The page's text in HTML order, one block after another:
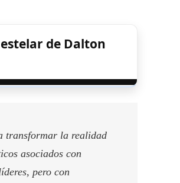
de Dalton
transformar la realidad
asociados con
pero con